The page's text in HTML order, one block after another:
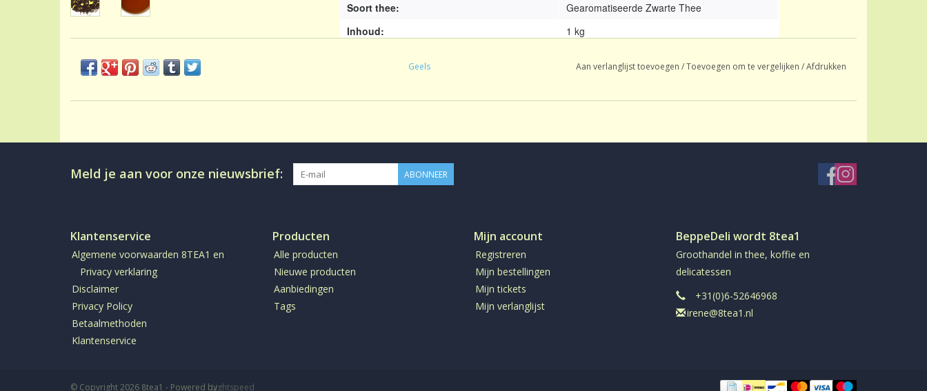
Soort thee:
Gearomatiseerde Zwarte Thee
Inhoud:
1 kg
Gezoet:
Geen
Geels Aan verlanglijst toevoegen /Toevoegen om te vergelijken /Afdrukken
Meld je aan voor onze nieuwsbrief: ABONNEER
Klantenservice
Algemene voorwaarden 8TEA1 en
Privacy verklaring
Disclaimer
Privacy Policy
Betaalmethoden
Klantenservice
Producten
Alle producten
Nieuwe producten
Aanbiedingen
Tags
Mijn account
Registreren
Mijn bestellingen
Mijn tickets
Mijn verlanglijst
BeppeDeli wordt 8tea1
Groothandel in thee, koffie en
delicatessen
+31(0)6-52646968
irene@8tea1.nl
© Copyright 2026 8tea1 - Powered byLightspeed